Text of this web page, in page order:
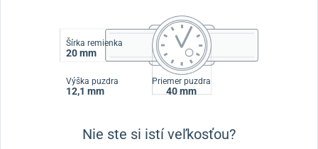
Šírka remienka
20 mm
Výška puzdra
12,1 mm
Priemer puzdra
40 mm
Nie ste si istí veľkosťou?